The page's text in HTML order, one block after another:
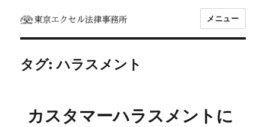
坂東 利国｜東京エクセル法律事務所
メニュー
タグ:ハラスメント
カスタマーハラスメントに